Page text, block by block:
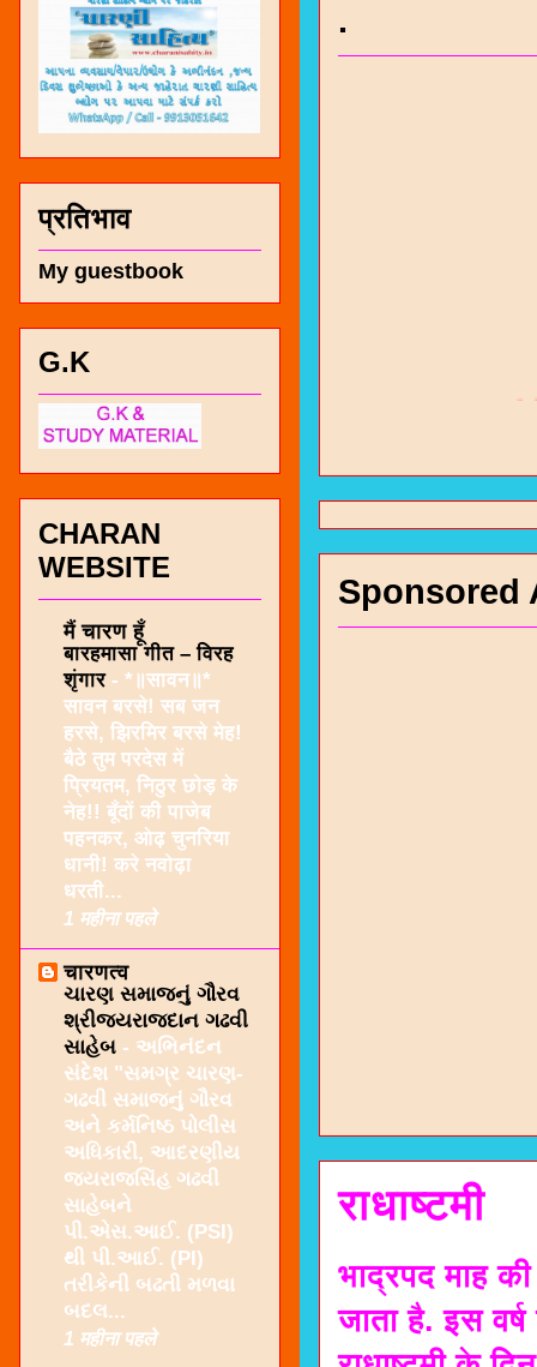
.
जनरल
चारणी
नंबर
Sponsored
राधाष्टमी
भाद्रपद माह
जाता है. इस
प्रतिभाव
My guestbook
G.K
CHARAN
WEBSITE
मैं चारण हूँ
बारहमासा गीत – विरह
शृंगार - *॥सावन॥*
सावन बरसे! सब जन
हरसे, झिरमिर बरसे मेह!
बैठे तुम परदेस में
प्रियतम, निठुर छोड़ के
नेह!! बूँदों की पाजेब
पहनकर, ओढ़ चुनरिया
धानी! करे नवोढ़ा
धरती...
1 महीना पहले
चारणत्व
ચારણ સમાજનું ગૌરવ
શ્રીજયરાજદાન ગઢવી
સાહેબ - અભિનંદન
સંદેશ "સમગ્ર ચારણ-
ગઢવી સમાજનું ગૌરવ
અને કર્મનિષ્ઠ પોલીસ
અધિકારી, આદરણીય
જયરાજસિંહ ગઢવી
સાહેબને
પી.એસ.આઈ. (PSI)
થી પી.આઈ. (PI)
તરીકેની બઢતી મળવા
બદલ...
1 महीना पहले